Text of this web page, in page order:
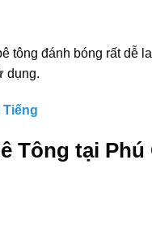
tông đánh bóng rất dễ
dụng.
Tông tại Phú